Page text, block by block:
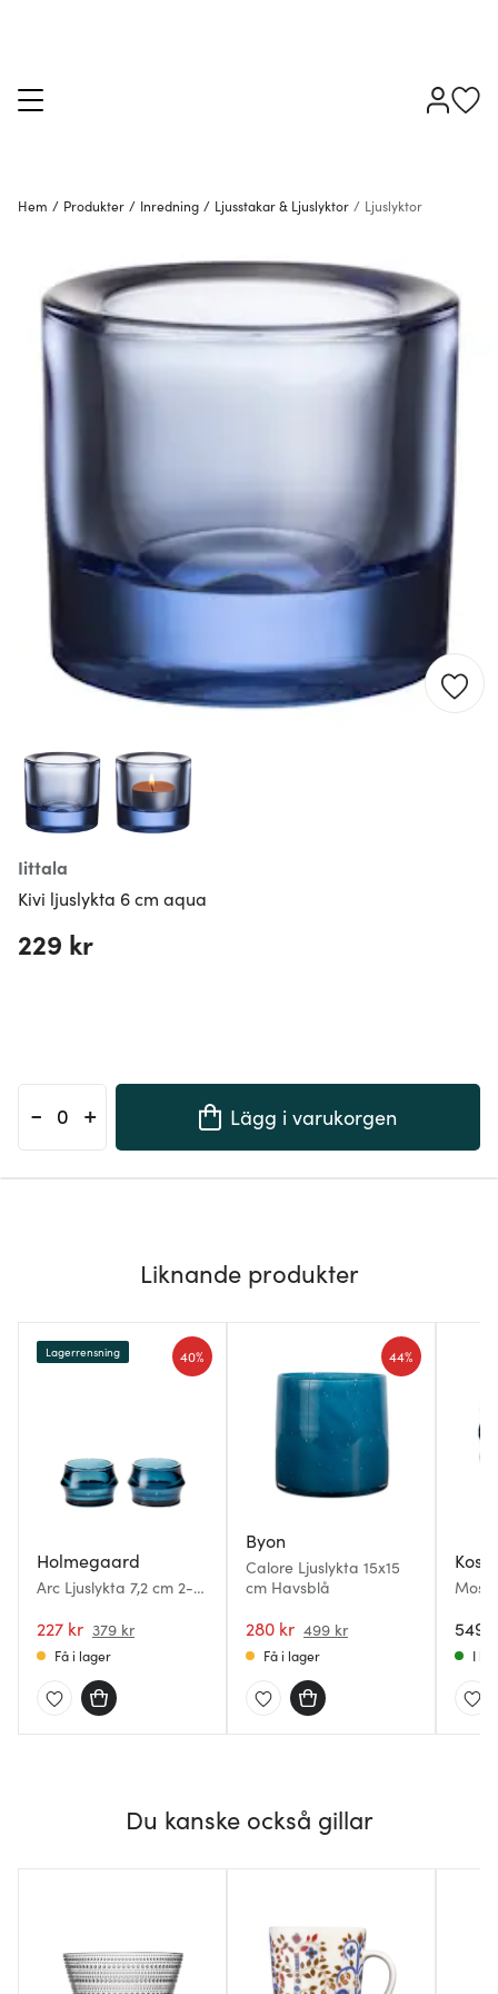
Hem / Produkter / Inredning / Ljusstakar & Ljuslyktor / Ljuslyktor
Iittala
Kivi ljuslykta 6 cm aqua
229 kr
- + Lägg i varukorgen
Liknande produkter
Holmegaard
Arc Ljuslykta 7,2 cm 2-
227 kr 379 kr
40%
Lagerrensning
Få i lager
Byon
Calore Ljuslykta 15x15
cm Havsblå
280 kr 499 kr
44%
Få i lager
Moss
549
I
Du kanske också gillar